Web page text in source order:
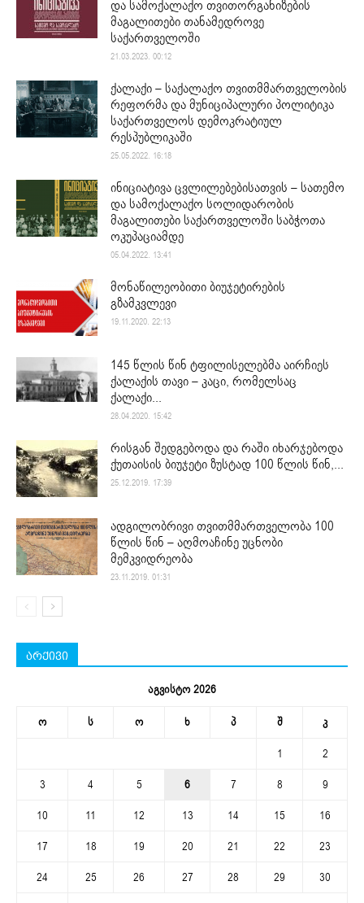
და სამოქალაქო თვითორგანიზების
მაგალითები თანამედროვე
საქართველოში
21.03.2023. 00:12
ქალაქი – საქალაქო თვითმმართველობის
რეფორმა და მუნიციპალური პოლიტიკა
საქართველოს დემოკრატიულ
რესპუბლიკაში
25.05.2022. 16:18
ინიციატივა ცვლილებებისათვის – სათემო
და სამოქალაქო სოლიდარობის
მაგალითები საქართველოში საბჭოთა
ოკუპაციამდე
05.04.2022. 13:41
მონაწილეობითი ბიუჯეტირების
გზამკვლევი
19.11.2020. 22:13
145 წლის წინ ტფილისელებმა აირჩიეს
ქალაქის თავი – კაცი, რომელსაც
ქალაქი...
28.04.2020. 15:42
რისგან შედგებოდა და რაში იხარჯებოდა
ქუთაისის ბიუჯეტი ზუსტად 100 წლის წინ,...
25.12.2019. 17:39
ადგილობრივი თვითმმართველობა 100
წლის წინ – აღმოაჩინე უცნობი
მემკვიდრეობა
23.11.2019. 01:31
არქივი
აგვისტო 2026
ო ს ო ხ პ შ კ
1
2
3
4 5 6 7 8
9
10
11 12 13 14 15
16
17
18 19 20 21 22
23
24
25 26 27 28 29
30